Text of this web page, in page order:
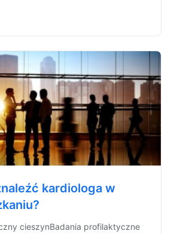
kardiologa w
cieszynBadania profilaktyczne